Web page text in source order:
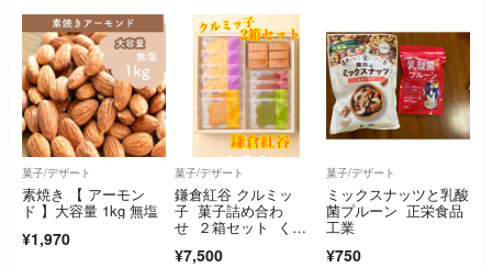
菓子/デザート
素焼き 【 アーモン
ド 】大容量 1kg 無塩
¥1,970
菓子/デザート
鎌倉紅谷 クルミッ
子 菓子詰め合わ
せ ２箱セット くる
¥7,500
菓子/デザート
ミックスナッツと乳酸
菌プルーン 正栄食品
工業
¥750